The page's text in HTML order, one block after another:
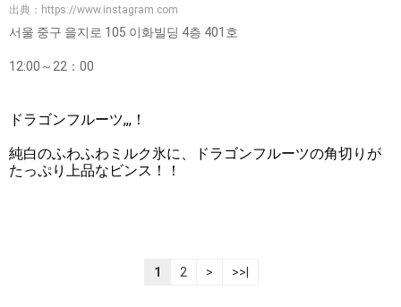
出典： https://www.instagram.com
서울 중구 을지로 105 이화빌딩 4층 401호
12:00～22：00
ドラゴンフルーツ,,,！
純白のふわふわミルク氷に、ドラゴンフルーツの角切りが
たっぷり上品なビンス！！
1 2 > >>|